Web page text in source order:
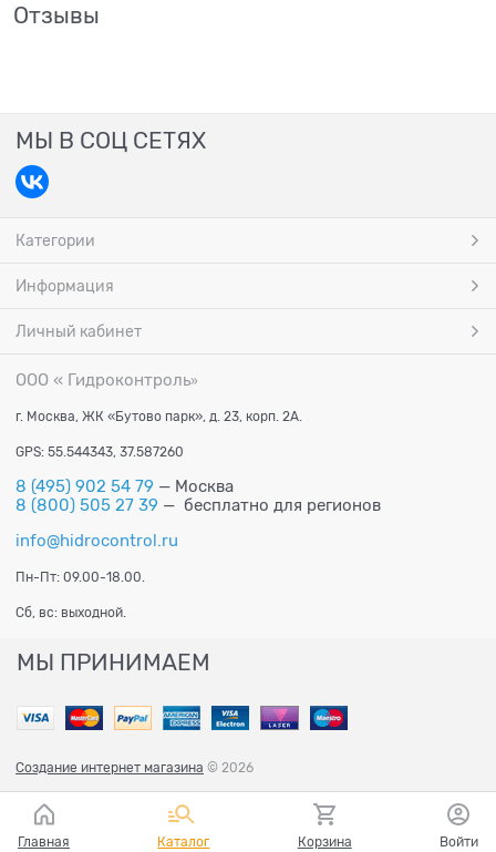
Отзывы
МЫ В СОЦ СЕТЯХ
Категории
Информация
Личный кабинет
ООО « Гидроконтроль»
г. Москва, ЖК «Бутово парк», д. 23, корп. 2А.
GPS: 55.544343, 37.587260
8 (495) 902 54 79 — Москва
8 (800) 505 27 39 — бесплатно для регионов
info@hidrocontrol.ru
Пн-Пт: 09.00-18.00.
Сб, вс: выходной.
МЫ ПРИНИМАЕМ
Создание интернет магазина © 2026
Главная Каталог Корзина Войти